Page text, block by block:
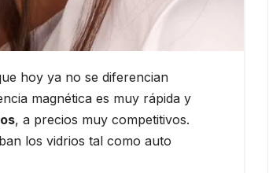
hoy ya no se diferencian
magnética es muy rápida y
, a precios muy competitivos.
los vidrios tal como auto